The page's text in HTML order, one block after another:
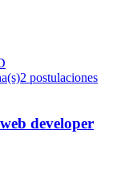
2 postulaciones
developer